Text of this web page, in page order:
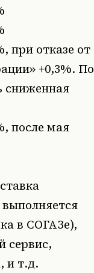
при отказе от
+0,3%. По
сниженная
после мая
в СОГАЗе),
сервис,
и т.д.